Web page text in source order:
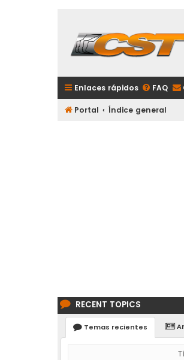
Enlaces rápidos FAQ
Portal Índice general
RECENT TOPICS
Temas recientes